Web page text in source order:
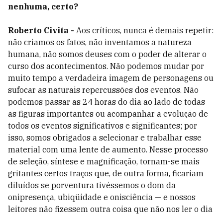
nenhuma, certo?
Roberto Civita - Aos críticos, nunca é demais repetir:
não criamos os fatos, não inventamos a natureza
humana, não somos deuses com o poder de alterar o
curso dos acontecimentos. Não podemos mudar por
muito tempo a verdadeira imagem de personagens ou
sufocar as naturais repercussões dos eventos. Não
podemos passar as 24 horas do dia ao lado de todas
as figuras importantes ou acompanhar a evolução de
todos os eventos significativos e significantes; por
isso, somos obrigados a selecionar e trabalhar esse
material com uma lente de aumento. Nesse processo
de seleção, síntese e magnificação, tornam-se mais
gritantes certos traços que, de outra forma, ficariam
diluídos se porventura tivéssemos o dom da
onipresença, ubiqüidade e onisciência — e nossos
leitores não fizessem outra coisa que não nos ler o dia